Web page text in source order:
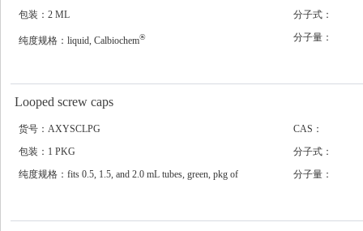
包装：2 ML
分子式：
纯度规格：liquid, Calbiochem® 分子量：
Looped screw caps
货号：AXYSCLPG
CAS：
包装：1 PKG
分子式：
纯度规格：fits 0.5, 1.5, and 2.0 mL tubes, green, pkg of
分子量：